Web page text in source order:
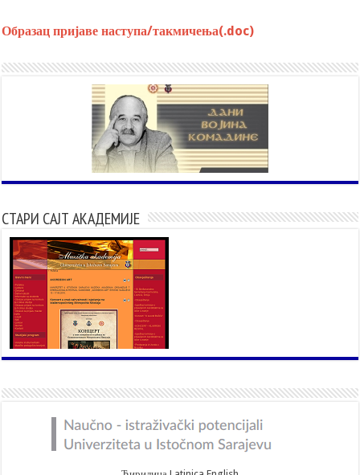
Образац пријаве наступа/такмичења(.doc)
СТАРИ САЈТ АКАДЕМИЈЕ